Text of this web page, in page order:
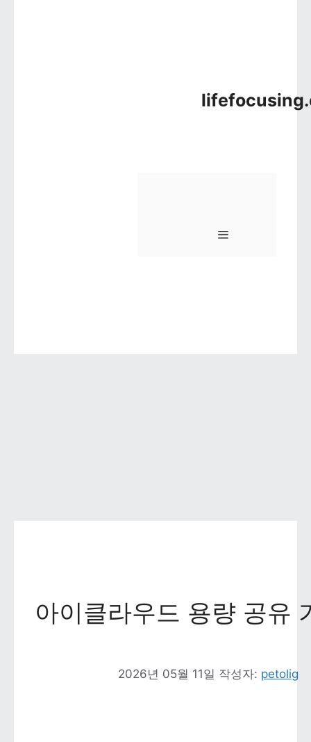
메뉴
아이클라우드 용량 공유
2026년 05월 11일 작성자: petolig